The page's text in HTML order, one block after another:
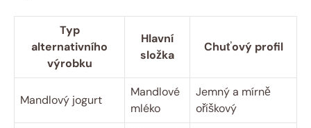
Typ
alternativního
výrobku
Hlavní
složka
Chuťový profil
Mandlový jogurt
Mandlové
mléko
Jemný a mírně
oříškový